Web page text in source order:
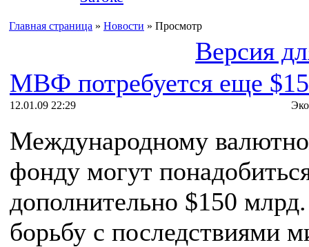
Главная страница » Новости » Просмотр
Версия
МВФ потребуется еще
12.01.09 22:29
Международному
фонду могут
дополнительно $150
борьбу с последствиями